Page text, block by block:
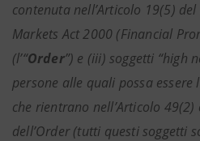
contenuta nell’Articolo 19(5)
Markets Act 2000 (Financial
(l’“Order”) e (iii) soggetti “high
persone alle quali possa
che rientrano nell’Articolo
dell’Order (tutti questi soggetti